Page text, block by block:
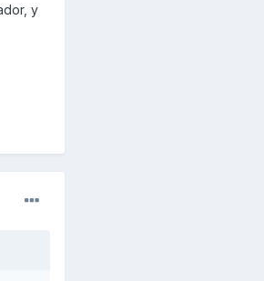
y